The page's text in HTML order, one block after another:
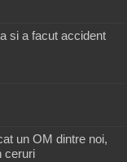
si a facut accident
un OM dintre noi,
ceruri